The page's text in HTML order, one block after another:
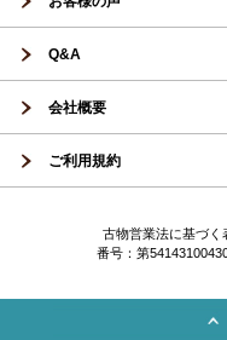
Q&A
会社概要
ご利用規約
古物営業法に基づ
番号：第